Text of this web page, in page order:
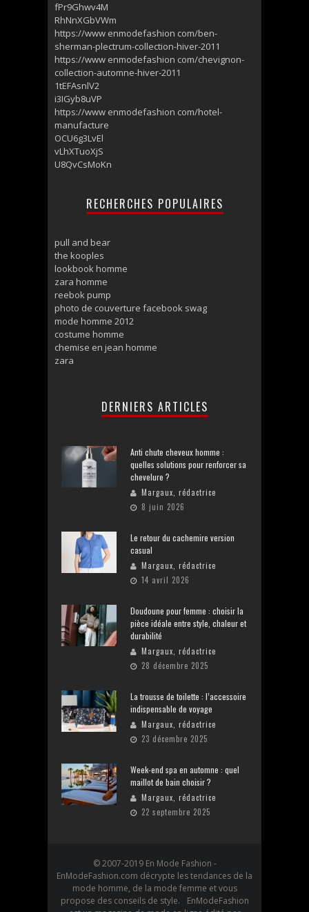
fPr9Ghwv4M
RhNnXGbVWm
https://www enmodefashion com/ben-
sherman-plectrum-collection-hiver-2011
https://www enmodefashion com/chevignon-
collection-automne-hiver-2011
1tEFAsnlV2
i3IGyb8uVP
https://www enmodefashion com/hotel-
manufacture
OCU6g3LvEl
vLhXTuoXjS
U8QvCsMoKn
RECHERCHES POPULAIRES
pull and bear
the kooples
lookbook homme
zara homme
reebok pump
photo de couverture facebook swag
mode homme 2012
costume homme
chemise en jean homme
zara
DERNIERS ARTICLES
Anti chute cheveux homme :
quelles solutions pour renforcer sa
chevelure ?
Margaux, rédactrice
8 juin 2026
Le retour du cachemire version
casual
Margaux, rédactrice
14 avril 2026
Doudoune pour femme : choisir la
pièce idéale entre style, chaleur et
durabilité
Margaux, rédactrice
28 décembre 2025
La trousse de toilette : l’accessoire
indispensable de voyage
Margaux, rédactrice
23 décembre 2025
Week-end spa en automne : quel
maillot de bain choisir ?
Margaux, rédactrice
22 septembre 2025
© 2007-2019 En Mode Fashion -
EnModeFashion.com décrypte les tendances de la
mode homme, de la mode femme et vous
propose des conseils de style. EnModeFashion